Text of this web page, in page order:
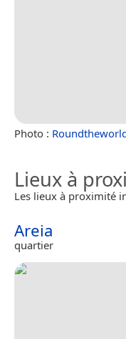
Photo :
Lieux à
Les lieux à proximité
Areia
quartier